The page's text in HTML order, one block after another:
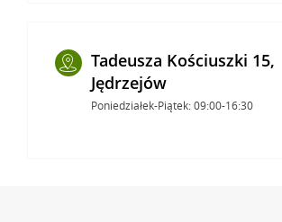
Tadeusza Kościuszki 15,
Jędrzejów
Poniedziałek-Piątek: 09:00-16:30